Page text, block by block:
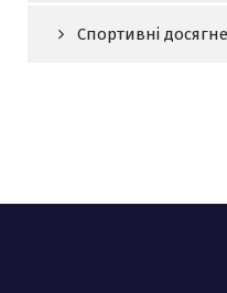
Спортивні